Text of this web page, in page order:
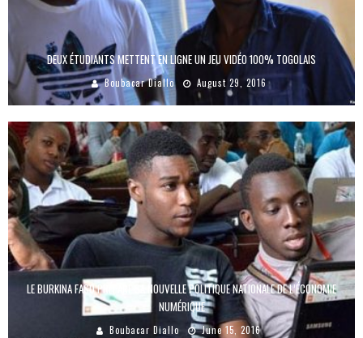
DEUX ÉTUDIANTS METTENT EN LIGNE UN JEU VIDÉO 100% TOGOLAIS
Boubacar Diallo August 29, 2016
LE BURKINA FASO PRÉPARE SA NOUVELLE POLITIQUE NATIONALE DE L’ÉCONOMIE
NUMÉRIQUE
Boubacar Diallo June 15, 2016